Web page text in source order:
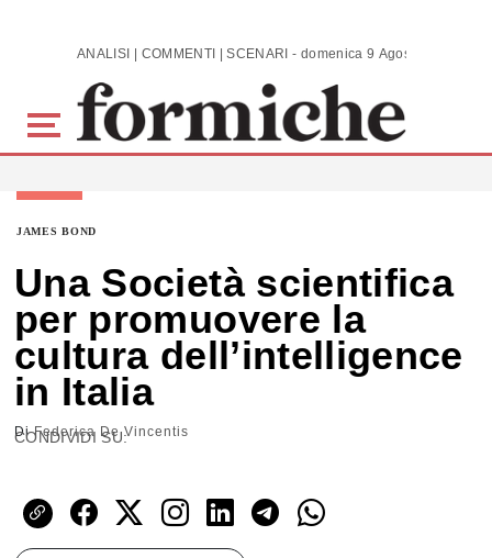
Skip to main content ANALISI | COMMENTI | SCENARI - domenica 9 Agosto 2026
JAMES BOND
Una Società scientifica
per promuovere la
cultura dell’intelligence
in Italia
DiFederica De Vincentis
CONDIVIDI SU: